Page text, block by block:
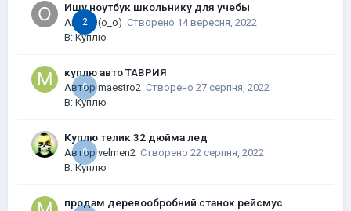
2
Ищу ноутбук школьнику для учебы
Автор(o_o) Створено 14 вересня, 2022
В: Куплю
0
куплю авто ТАВРИЯ
Авторmaestro2 Створено 27 серпня, 2022
В: Куплю
0
Куплю телик 32 дюйма лед
Авторvelmen2 Створено 22 серпня, 2022
В: Куплю
продам деревообробний станок рейсмус